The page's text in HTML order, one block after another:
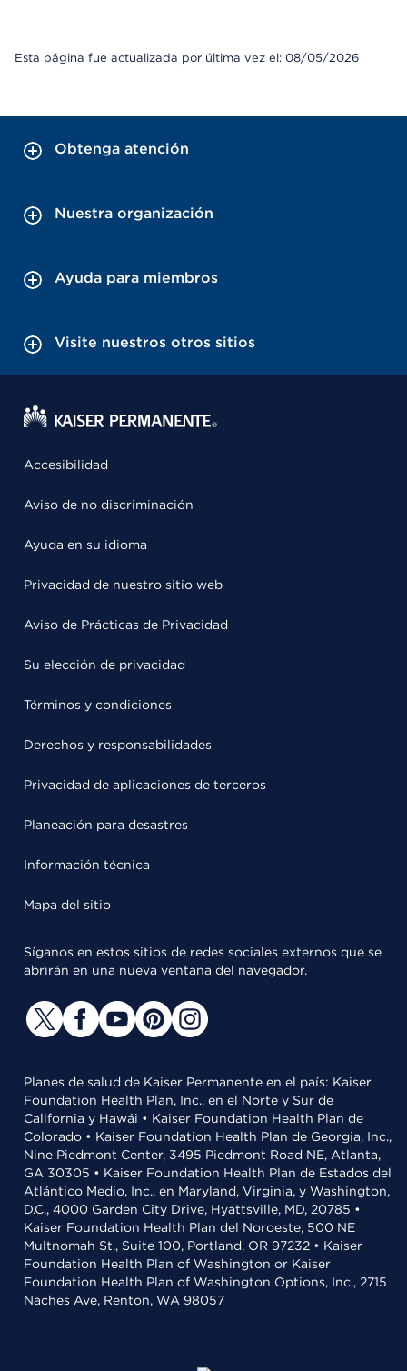
Esta página fue actualizada por última vez el: 08/05/2026
Obtenga atención
Nuestra organización
Ayuda para miembros
Visite nuestros otros sitios
Accesibilidad
Aviso de no discriminación
Ayuda en su idioma
Privacidad de nuestro sitio web
Aviso de Prácticas de Privacidad
Su elección de privacidad
Términos y condiciones
Derechos y responsabilidades
Privacidad de aplicaciones de terceros
Planeación para desastres
Información técnica
Mapa del sitio
Síganos en estos sitios de redes sociales externos que se
abrirán en una nueva ventana del navegador.
Planes de salud de Kaiser Permanente en el país: Kaiser
Foundation Health Plan, Inc., en el Norte y Sur de
California y Hawái • Kaiser Foundation Health Plan de
Colorado • Kaiser Foundation Health Plan de Georgia, Inc.,
Nine Piedmont Center, 3495 Piedmont Road NE, Atlanta,
GA 30305 • Kaiser Foundation Health Plan de Estados del
Atlántico Medio, Inc., en Maryland, Virginia, y Washington,
D.C., 4000 Garden City Drive, Hyattsville, MD, 20785 •
Kaiser Foundation Health Plan del Noroeste, 500 NE
Multnomah St., Suite 100, Portland, OR 97232 • Kaiser
Foundation Health Plan of Washington or Kaiser
Foundation Health Plan of Washington Options, Inc., 2715
Naches Ave, Renton, WA 98057